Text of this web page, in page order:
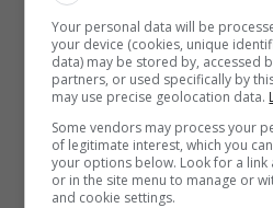
Formia / Trasporto
Regione annuncia
Your personal data will be
your device (cookies, unique
data) may be stored by, accessed
partners, or used specifically by
may use precise geolocation data.
Some vendors may process your
of legitimate interest, which you
your options below. Look for a
or in the site menu to manage or
and cookie settings.